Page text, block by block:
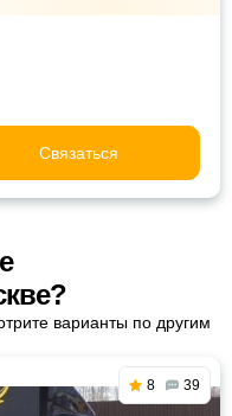
Связаться
варианты по другим
8 39